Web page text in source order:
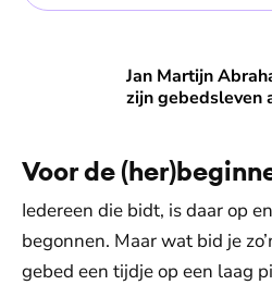
Jan Martijn
zijn gebedsleven
Jan Martijn Abrahamse: Jezus
Voor de
Iedereen die bidt, is daar op
begonnen. Maar wat bid je
gebed een tijdje op een laag